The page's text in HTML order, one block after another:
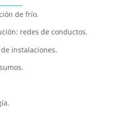
de frío.
redes de conductos.
instalaciones.